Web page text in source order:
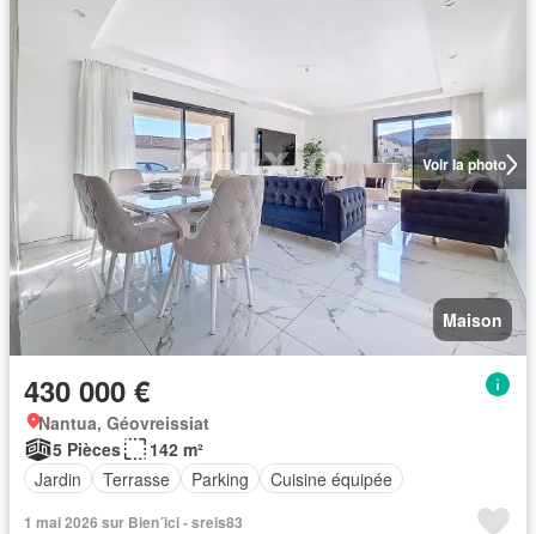
Voir la photo
Maison
430 000 €
Nantua, Géovreissiat
5 Pièces
142 m²
Jardin
Terrasse Parking Cuisine équipée
1 mai 2026 sur Bien´ici - sreis83